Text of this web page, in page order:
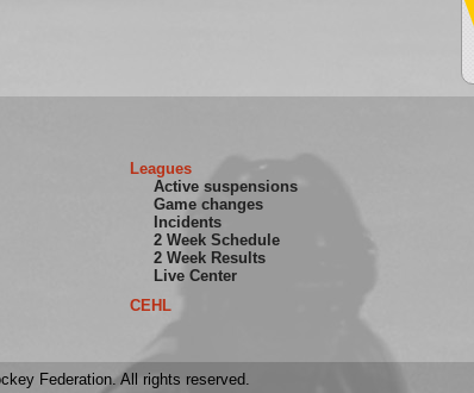
Leagues
Active suspensions
Game changes
Incidents
2 Week Schedule
2 Week Results
Live Center
CEHL
Federation. All rights reserved.